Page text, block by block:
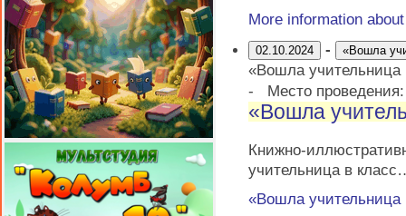
More information
02.10.2024 - «Вошла
«Вошла
-
Место
«Вошла
Книжно-
учительница в
«Вошла